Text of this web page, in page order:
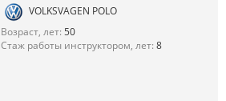
VOLKSVAGEN POLO
Возраст, лет: 50
Стаж работы инструктором, лет: 8